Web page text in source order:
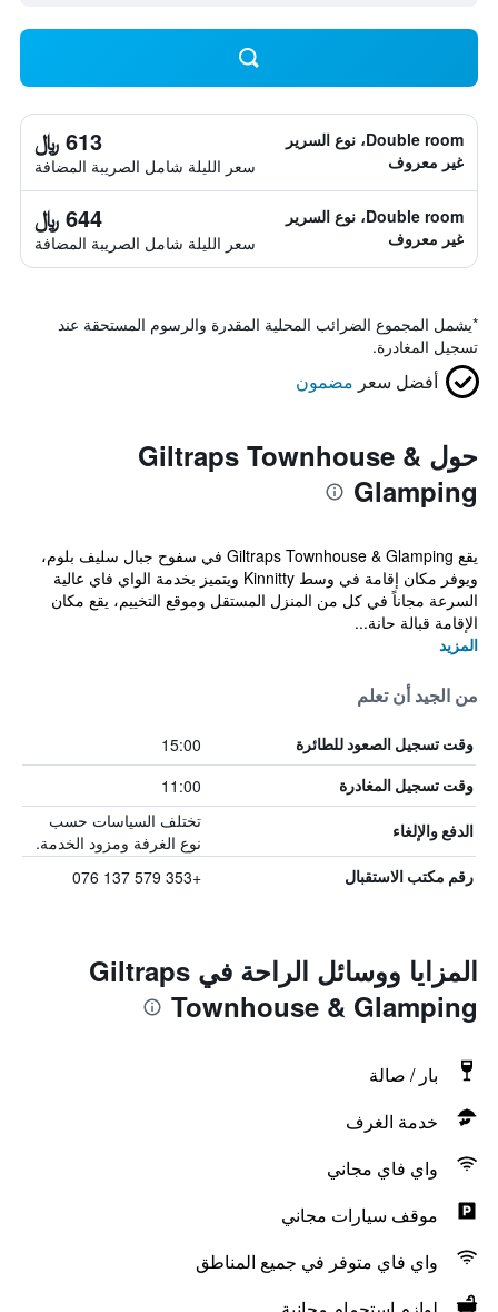
Double room، نوع السرير
غير معروف
613 ﷼
سعر الليلة شامل الصريبة المضافة
Double room، نوع السرير
غير معروف
644 ﷼
سعر الليلة شامل الصريبة المضافة
*يشمل المجموع الضرائب المحلية المقدرة والرسوم المستحقة عند
تسجيل المغادرة.
أفضل سعر مضمون
حول Giltraps Townhouse &
Glamping
يقع Giltraps Townhouse & Glamping في سفوح جبال سليف بلوم،
ويوفر مكان إقامة في وسط Kinnitty ويتميز بخدمة الواي فاي عالية
السرعة مجاناً في كل من المنزل المستقل وموقع التخييم، يقع مكان
الإقامة قبالة حانة...
المزيد
من الجيد أن تعلم
وقت تسجيل الصعود للطائرة 15:00
وقت تسجيل المغادرة 11:00
الدفع والإلغاء
تختلف السياسات حسب
نوع الغرفة ومزود الخدمة.
رقم مكتب الاستقبال +353 579 137 076
المزايا ووسائل الراحة في Giltraps
Townhouse & Glamping
بار / صالة
خدمة الغرف
واي فاي مجاني
موقف سيارات مجاني
واي فاي متوفر في جميع المناطق